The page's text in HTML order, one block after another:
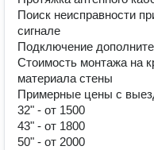
Поиск неиcправнocти
cигналe
Подключение
Стоимость монтажа на
материала стены
Примерные цены с
32" - от 1500
43" - от 1800
50" - от 2000